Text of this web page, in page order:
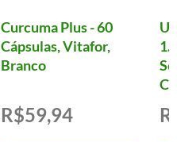
Curcuma Plus - 60
Cápsulas, Vitafor,
Branco
R$59,94